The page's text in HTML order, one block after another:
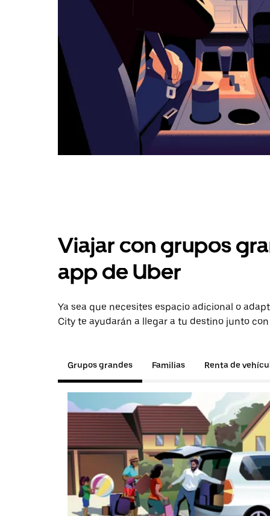
Viajar con grupos
app de Uber
Ya sea que necesites espacio adicional o
City te ayudarán a llegar a tu destino junto
Grupos grandes Familias Renta de